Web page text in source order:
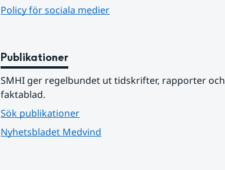
Policy för sociala medier
Publikationer
SMHI ger regelbundet ut tidskrifter, rapporter och
faktablad.
Sök publikationer
Nyhetsbladet Medvind